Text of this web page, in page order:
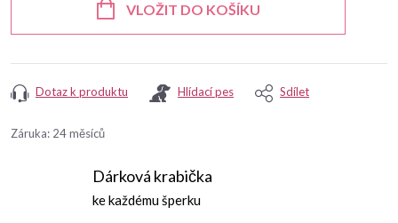
VLOŽIT DO KOŠÍKU
Dotaz k produktu Hlídací pes Sdílet
Záruka: 24 měsíců
Dárková krabička
ke každému šperku